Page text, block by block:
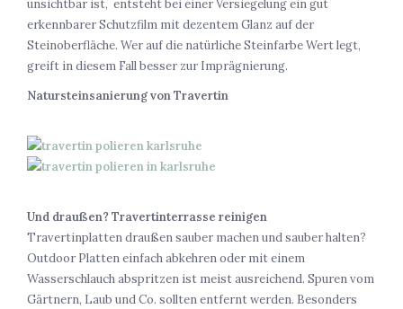
unsichtbar ist, entsteht bei einer Versiegelung ein gut
erkennbarer Schutzfilm mit dezentem Glanz auf der
Steinoberfläche. Wer auf die natürliche Steinfarbe Wert legt,
greift in diesem Fall besser zur Imprägnierung.
Natursteinsanierung von Travertin
Und draußen? Travertinterrasse reinigen
Travertinplatten draußen sauber machen und sauber halten?
Outdoor Platten einfach abkehren oder mit einem
Wasserschlauch abspritzen ist meist ausreichend. Spuren vom
Gärtnern, Laub und Co. sollten entfernt werden. Besonders